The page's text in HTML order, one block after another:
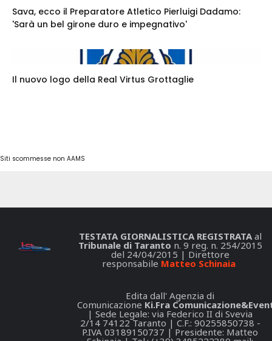
Sava, ecco il Preparatore Atletico Pierluigi Dadamo:
'Sarà un bel girone duro e impegnativo'
Il nuovo logo della Real Virtus Grottaglie
Siti scommesse non AAMS
TESTATA GIORNALISTICA REGISTRATAal
Tribunale di Taranto n. 9 reg. n. 254/2015
del 24/04/2015 | Direttore
responsabile Matteo Schinaia
Edita dall' Agenzia di
Comunicazione Ki.Fra
| Sede Legale: via Federico II di Svevia
2/14 74122 Taranto | C.F.: 90255850738 -
P.IVA 03189150737 | Presidente: Matteo